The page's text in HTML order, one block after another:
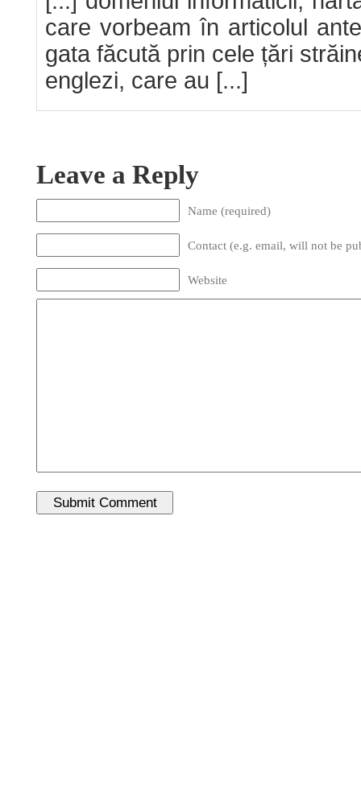
care vorbeam în articolul
gata făcută prin cele țări
englezi, care au [...]
Leave a Reply
Name (required)
Contact (e.g. email, will not be
Website